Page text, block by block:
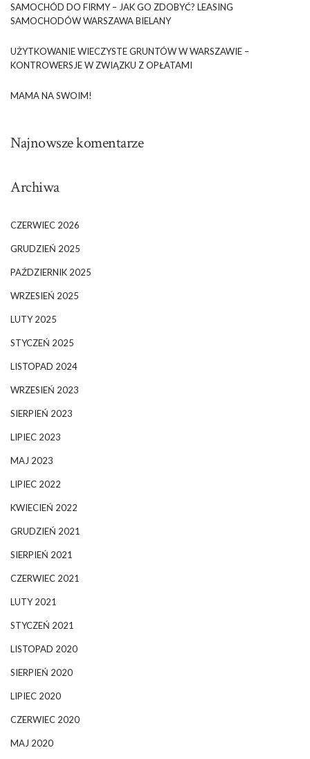
SAMOCHÓD DO FIRMY – JAK GO ZDOBYĆ? LEASING
SAMOCHODÓW WARSZAWA BIELANY
UŻYTKOWANIE WIECZYSTE GRUNTÓW W WARSZAWIE –
KONTROWERSJE W ZWIĄZKU Z OPŁATAMI
MAMA NA SWOIM!
Najnowsze komentarze
Archiwa
CZERWIEC 2026
GRUDZIEŃ 2025
PAŹDZIERNIK 2025
WRZESIEŃ 2025
LUTY 2025
STYCZEŃ 2025
LISTOPAD 2024
WRZESIEŃ 2023
SIERPIEŃ 2023
LIPIEC 2023
MAJ 2023
LIPIEC 2022
KWIECIEŃ 2022
GRUDZIEŃ 2021
SIERPIEŃ 2021
CZERWIEC 2021
LUTY 2021
STYCZEŃ 2021
LISTOPAD 2020
SIERPIEŃ 2020
LIPIEC 2020
CZERWIEC 2020
MAJ 2020